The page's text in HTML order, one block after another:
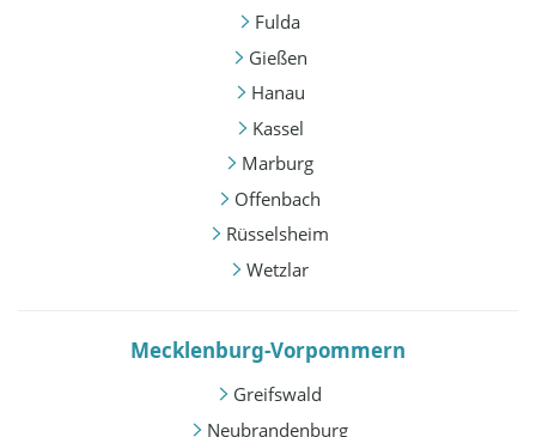
Fulda
Gießen
Hanau
Kassel
Marburg
Offenbach
Rüsselsheim
Wetzlar
Mecklenburg-Vorpommern
Greifswald
Neubrandenburg